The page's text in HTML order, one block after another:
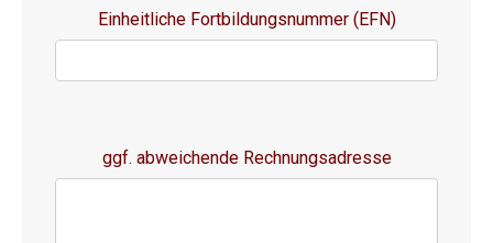
Einheitliche Fortbildungsnummer (EFN)
ggf. abweichende Rechnungsadresse